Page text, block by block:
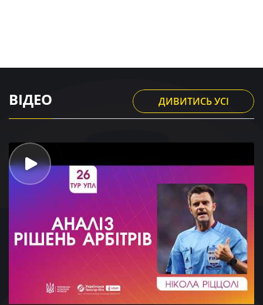
ВІДЕО ДИВИТИСЬ УСІ